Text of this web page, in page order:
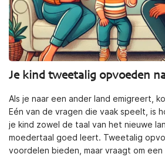
Je kind tweetalig opvoeden
Als je naar een ander land emigreert,
Eén van de vragen die vaak speelt, is
je kind zowel de taal van het nieuwe
moedertaal goed leert. Tweetalig
voordelen bieden, maar vraagt om